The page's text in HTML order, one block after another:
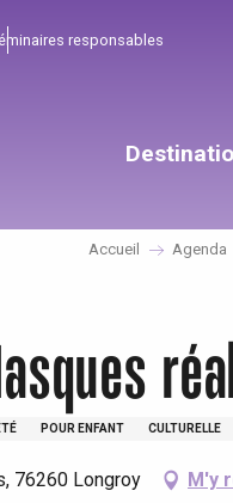
responsables
Accueil Agenda
POUR ENFANT CULTURELLE
76260 Longroy M'y